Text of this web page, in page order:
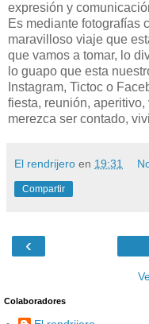
expresión y
Es mediante fotografías
maravilloso viaje que
que vamos a tomar, lo
lo guapo que esta
Instagram, Tictoc o
fiesta, reunión,
merezca ser contado,
El rendrijero en 19:31
Compartir
‹
Colaboradores